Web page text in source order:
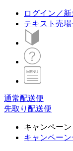
ログイン／
テキスト売場
通常配送便
先取り配送便
キャンペーン
キャンペー